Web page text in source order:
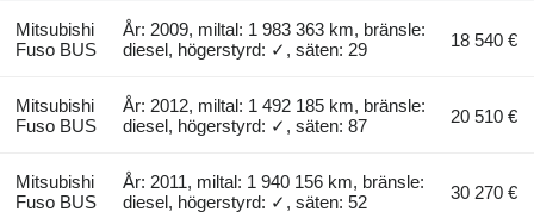
Mitsubishi
Fuso BUS
År: 2009, miltal: 1 983 363 km, bränsle:
diesel, högerstyrd: ✓, säten: 29
18 540 €
Mitsubishi
Fuso BUS
År: 2012, miltal: 1 492 185 km, bränsle:
diesel, högerstyrd: ✓, säten: 87
20 510 €
Mitsubishi
Fuso BUS
År: 2011, miltal: 1 940 156 km, bränsle:
diesel, högerstyrd: ✓, säten: 52
30 270 €